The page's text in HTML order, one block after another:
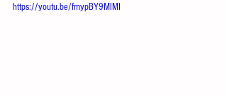
https://youtu.be/fmypBY9MlMI